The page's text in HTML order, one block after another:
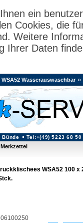
ein
Cookies, die
Weitere
Ihrer Daten
Bünde Tel:+(49) 5223 68 50
WSA52 Wasserauswaschbar»
Merkzettel
WSA52 100 x